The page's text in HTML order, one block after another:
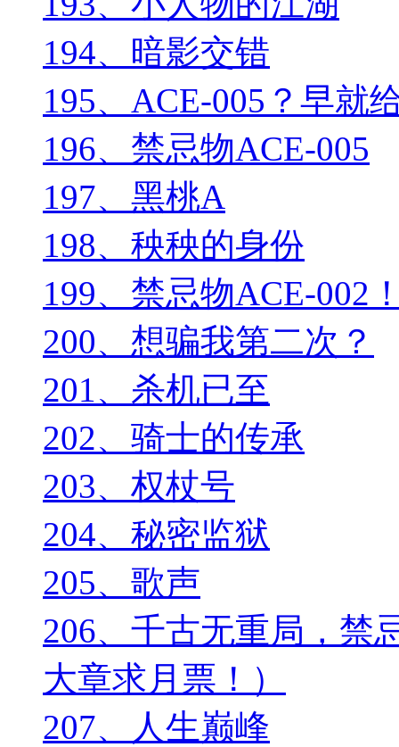
194、暗影交错
195、ACE-005？早就
196、禁忌物ACE-005
197、黑桃A
198、秧秧的身份
199、禁忌物ACE-002
200、想骗我第二次？
201、杀机已至
202、骑士的传承
203、权杖号
204、秘密监狱
205、歌声
206、千古无重局，禁
大章求月票！）
207、人生巅峰